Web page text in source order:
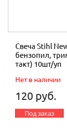
Свеча Stihl
бензопил,
такт) 10шт/уп
Нет в наличии
120 руб.
Под заказ